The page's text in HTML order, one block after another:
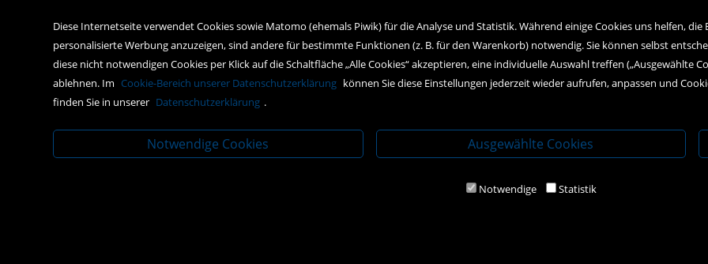
webshop@kral-buch.at
+43 2236 47834
Diese Internetseite verwendet Cookies sowie Matomo (ehemals Piwik) für die Analyse und Statistik. Während einige Cookies uns helfen,
personalisierte Werbung anzuzeigen, sind andere für bestimmte Funktionen (z. B. für den Warenkorb) notwendig. Sie können selbst
diese nicht notwendigen Cookies per Klick auf die Schaltfläche „Alle Cookies“ akzeptieren, eine individuelle Auswahl treffen („Ausgewählte
ablehnen. Im Cookie-Bereich unserer Datenschutzerklärung können Sie diese Einstellungen jederzeit wieder aufrufen, anpassen und
finden Sie in unserer Datenschutzerklärung .
Notwendige Cookies Ausgewählte Cookies
Notwendige Statistik